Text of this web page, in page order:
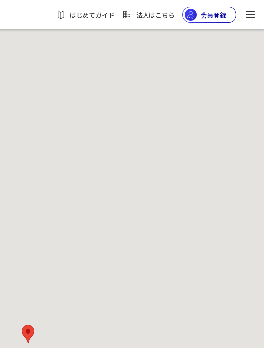
はじめてガイド 法人はこちら 会員登録